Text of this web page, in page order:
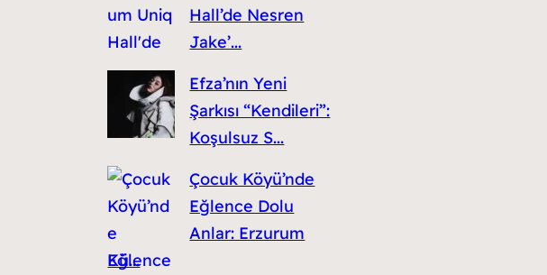
Hall’de Nesren
Jake’...
Efza’nın Yeni
Şarkısı “Kendileri”:
Koşulsuz S...
Çocuk Köyü’nde
Eğlence Dolu
Anlar: Erzurum
Kü...